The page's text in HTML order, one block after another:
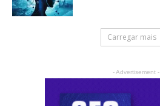
Carregar mais
- Advertisement -